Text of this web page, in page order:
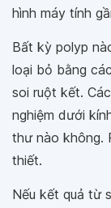
hình máy tính
Bất kỳ polyp
loại bỏ bằng
soi ruột kết.
nghiệm dưới
thư nào không.
thiết.
Nếu kết quả từ